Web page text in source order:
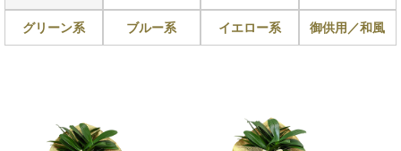
グリーン系 ブルー系 イエロー系 御供用／和風